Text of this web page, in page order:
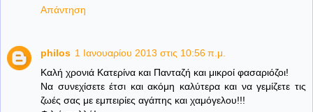
Απάντηση
philos 1 Ιανουαρίου 2013 στις 10:56 π.μ.
Καλή χρονιά Κατερίνα και Πανταζή και μικροί φασαριόζοι!
Να συνεχίσετε έτσι και ακόμη καλύτερα και να γεμίζετε τις
ζωές σας με εμπειρίες αγάπης και χαμόγελου!!!